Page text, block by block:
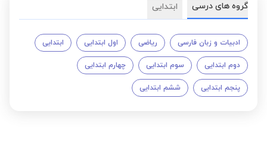
گروه های درسی ابتدایی
ادبیات و زبان فارسی ریاضی اول ابتدایی ابتدایی
دوم ابتدایی سوم ابتدایی چهارم ابتدایی
پنجم ابتدایی ششم ابتدایی